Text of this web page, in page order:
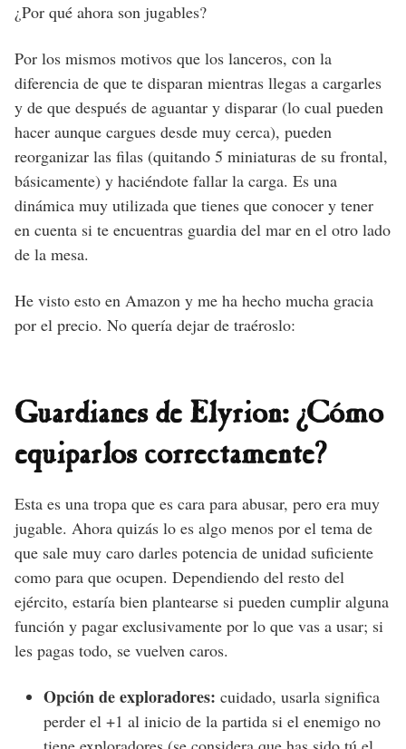
¿Por qué ahora son jugables?
Por los mismos motivos que los lanceros, con la
diferencia de que te disparan mientras llegas a cargarles
y de que después de aguantar y disparar (lo cual pueden
hacer aunque cargues desde muy cerca), pueden
reorganizar las filas (quitando 5 miniaturas de su frontal,
básicamente) y haciéndote fallar la carga. Es una
dinámica muy utilizada que tienes que conocer y tener
en cuenta si te encuentras guardia del mar en el otro lado
de la mesa.
He visto esto en Amazon y me ha hecho mucha gracia
por el precio. No quería dejar de traéroslo:
Guardianes de Elyrion: ¿Cómo
equiparlos correctamente?
Esta es una tropa que es cara para abusar, pero era muy
jugable. Ahora quizás lo es algo menos por el tema de
que sale muy caro darles potencia de unidad suficiente
como para que ocupen. Dependiendo del resto del
ejército, estaría bien plantearse si pueden cumplir alguna
función y pagar exclusivamente por lo que vas a usar; si
les pagas todo, se vuelven caros.
Opción de exploradores: cuidado, usarla significa
perder el +1 al inicio de la partida si el enemigo no